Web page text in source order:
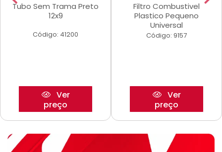
Tubo Sem Trama Preto
12x9
Código: 41200
Ver
preço
Filtro Combustivel
Plastico Pequeno
Universal
Código: 9157
Ver
preço